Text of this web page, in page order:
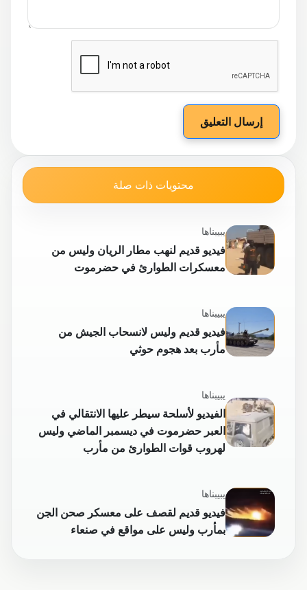
إرسال التعليق
محتويات ذات صلة
يبيبناها
فيديو قديم لنهب مطار الريان وليس من
معسكرات الطوارئ في حضرموت
يبيبناها
فيديو قديم وليس لانسحاب الجيش من
مأرب بعد هجوم حوثي
يبيبناها
الفيديو لأسلحة سيطر عليها الانتقالي في
العبر حضرموت في ديسمبر الماضي وليس
لهروب قوات الطوارئ من مأرب
يبيبناها
فيديو قديم لقصف على معسكر صحن الجن
بمأرب وليس على مواقع في صنعاء